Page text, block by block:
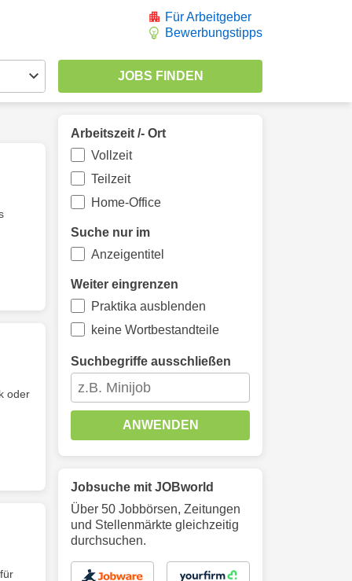
Für Arbeitgeber
Bewerbungstipps
oder
Arbeitszeit /- Ort
Vollzeit
Teilzeit
Home-Office
Suche nur im
Anzeigentitel
Weiter eingrenzen
Praktika ausblenden
keine Wortbestandteile
Suchbegriffe ausschließen
ANWENDEN
Jobsuche mit JOBworld
Über 50 Jobbörsen, Zeitungen
und Stellenmärkte gleichzeitig
durchsuchen.